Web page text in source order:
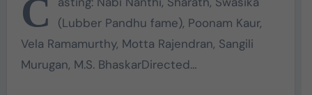
C
(Lubber Pandhu fame), Poonam Kaur,
Vela Ramamurthy, Motta Rajendran, Sangili
Murugan, M.S. BhaskarDirected…